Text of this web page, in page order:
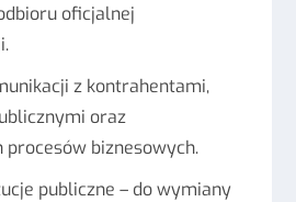
oficjalnej
z kontrahentami,
oraz
biznesowych.
publiczne – do wymiany